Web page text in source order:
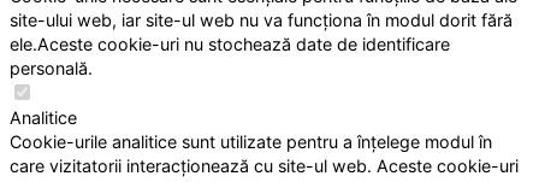
site-ului web, iar site-ul web nu va funcționa în modul dorit fără
ele.Aceste cookie-uri nu stochează date de identificare
personală.
Analitice
Cookie-urile analitice sunt utilizate pentru a înțelege modul în
care vizitatorii interacționează cu site-ul web. Aceste cookie-uri